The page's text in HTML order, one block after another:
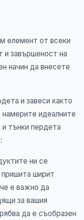
елемент от всеки
и завършеност на
начин да внесете
и завеси както
идеалните
и тънки пердета
ни се
пришита ширит
е важно да
за вашия
да е съобразен